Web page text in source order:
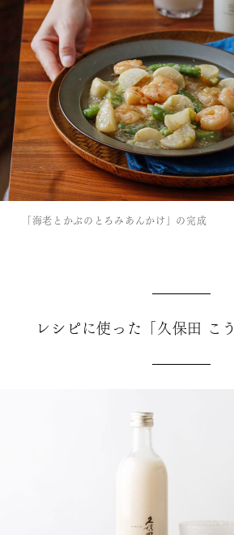
「海老とかぶのとろみあんかけ」の完成
レシピに使った「久保田 こ